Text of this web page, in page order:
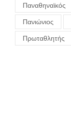
Παναθηναϊκός
Πανιώνιος
Πρωταθλητής